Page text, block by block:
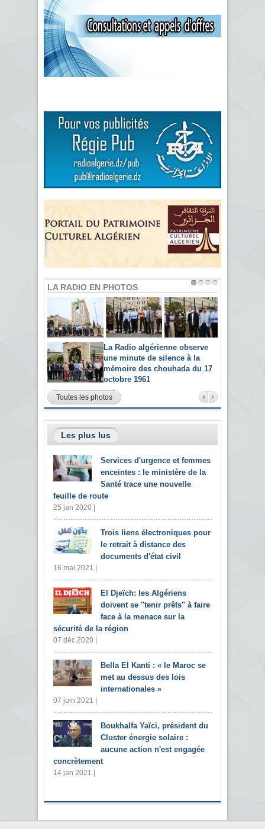
LA RADIO EN PHOTOS
La Radio algérienne observe
une minute de silence à la
mémoire des chouhada du 17
octobre 1961
Toutes les photos
Les plus lus
Services d'urgence et femmes
enceintes : le ministère de la
Santé trace une nouvelle
feuille de route
25 jan 2020 |
Trois liens électroniques pour
le retrait à distance des
documents d'état civil
16 mai 2021 |
El Djeïch: les Algériens
doivent se "tenir prêts" à faire
face à la menace sur la
sécurité de la région
07 déc 2020 |
Bella El Kanti : « le Maroc se
met au dessus des lois
internationales »
07 juin 2021 |
Boukhalfa Yaïci, président du
Cluster énergie solaire :
aucune action n'est engagée
concrètement
14 jan 2021 |